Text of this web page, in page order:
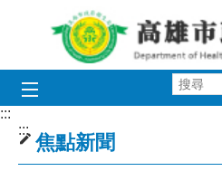
跳到主要內容區塊
:::
:::
焦點新聞